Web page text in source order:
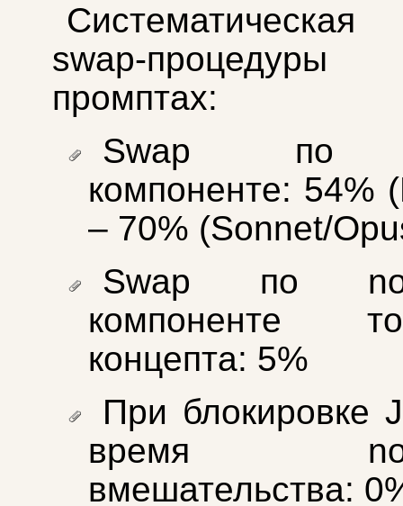
swap-
промптах:
Swap по
компоненте: 54%
– 70% (Sonnet/
Swap по
компоненте
концепта: 5%
При блокировке
время non-
вмешательства: